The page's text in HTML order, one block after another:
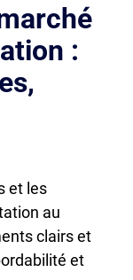
:
et les
au
clairs et
et